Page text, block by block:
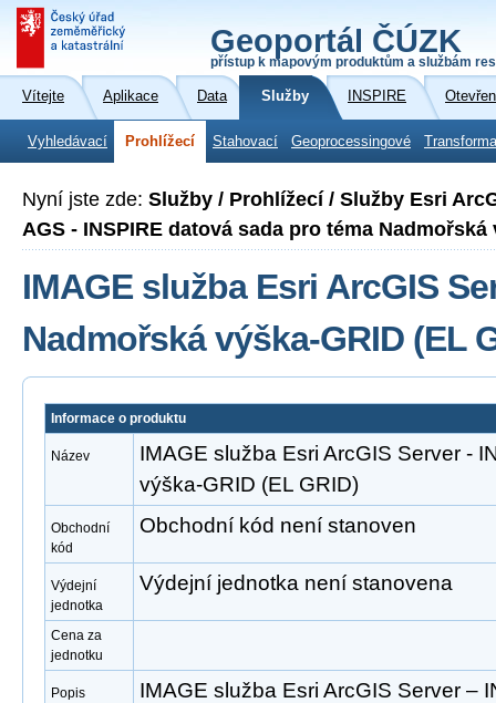
Geoportál ČÚZK
přístup k mapovým produktům a službám
Vítejte Aplikace Data Služby INSPIRE
Vyhledávací Prohlížecí Stahovací Geoprocessingové
Nyní jste zde: Služby / Prohlížecí / Služby Esri
AGS - INSPIRE datová sada pro téma Nadmořská
IMAGE služba Esri ArcGIS
Nadmořská výška-GRID (EL
Informace o produktu
Název
IMAGE služba Esri ArcGIS Server -
výška-GRID (EL GRID)
Obchodní
kód
Obchodní kód není stanoven
Výdejní
jednotka
Výdejní jednotka není stanovena
Cena za
jednotku
Popis
IMAGE služba Esri ArcGIS Server –